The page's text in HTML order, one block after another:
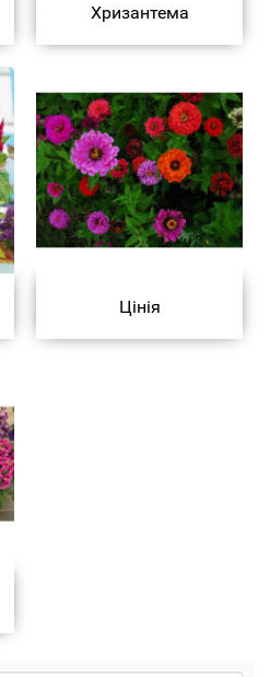
Хризантема
Цінія